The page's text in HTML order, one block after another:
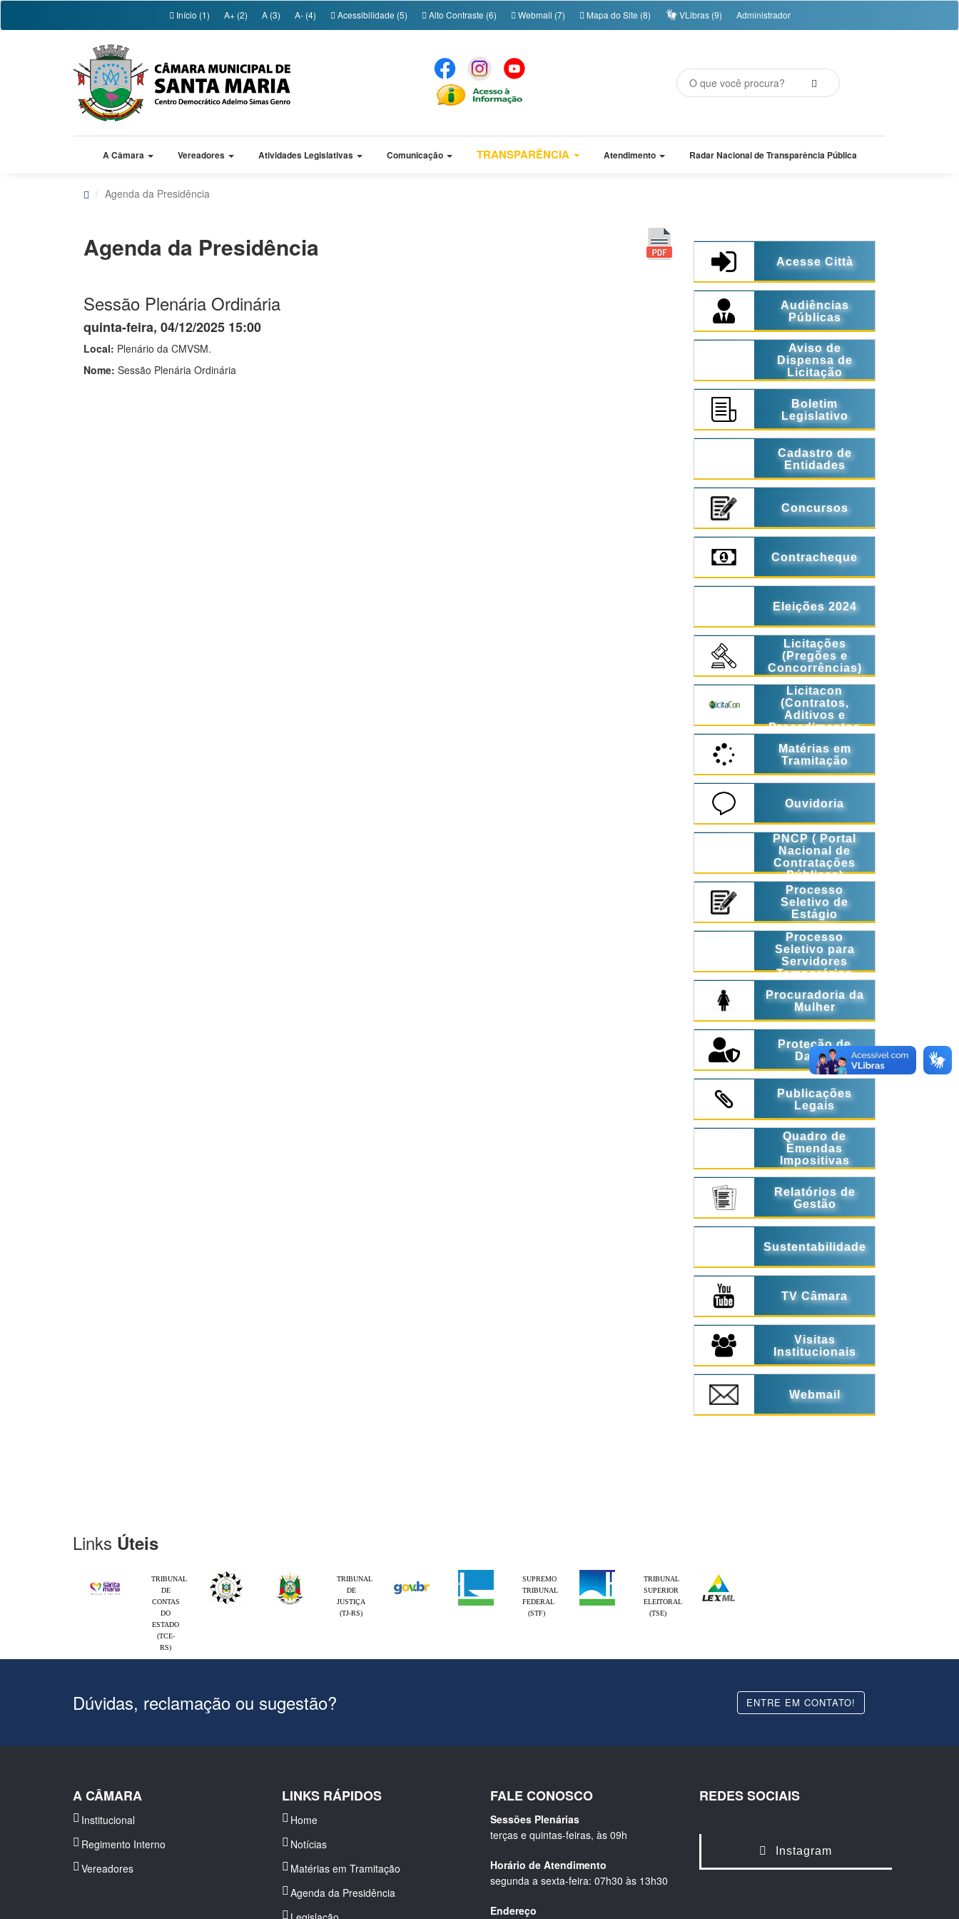
Início (1) A+ (2) A (3) A- (4) Acessibilidade (5) Alto Contraste (6) Webmail (7) Mapa do Site (8) VLibras (9) Administrador
A Câmara Vereadores Atividades Legislativas Comunicação TRANSPARÊNCIA Atendimento Radar Nacional de Transparência Pública
Agenda da Presidência
Agenda da Presidência
Sessão Plenária Ordinária
quinta-feira, 04/12/2025 15:00
Local: Plenário da CMVSM.
Nome: Sessão Plenária Ordinária
Acesse Città
Audiências
Públicas
Aviso de
Dispensa de
Licitação
Boletim
Legislativo
Cadastro de
Entidades
Concursos
Contracheque
Eleições 2024
Licitações
(Pregões e
Concorrências)
Licitacon
(Contratos,
Aditivos e
Procedimentos
Matérias em
Tramitação
Ouvidoria
PNCP ( Portal
Nacional de
Contratações
Públicas)
Processo
Seletivo de
Estágio
Processo
Seletivo para
Servidores
Temporários
Procuradoria da
Mulher
Proteção de
Dados
Publicações
Legais
Quadro de
Emendas
Impositivas
Relatórios de
Gestão
Sustentabilidade
TV Câmara
Visitas
Institucionais
Webmail
Links Úteis
TRIBUNAL
DE
CONTAS
DO
ESTADO
(TCE-
RS)
TRIBUNAL
DE
JUSTIÇA
(TJ-RS)
SUPREMO
TRIBUNAL
FEDERAL
(STF)
TRIBUNAL
SUPERIOR
ELEITORAL
(TSE)
Dúvidas, reclamação ou sugestão? ENTRE EM CONTATO!
A CÂMARA
Institucional
Regimento Interno
Vereadores
LINKS RÁPIDOS
Home
Notícias
Matérias em Tramitação
Agenda da Presidência
FALE CONOSCO
Sessões Plenárias
terças e quintas-feiras, às 09h
Horário de Atendimento
segunda a sexta-feira: 07h30 às 13h30
Endereço
REDES SOCIAIS
Instagram